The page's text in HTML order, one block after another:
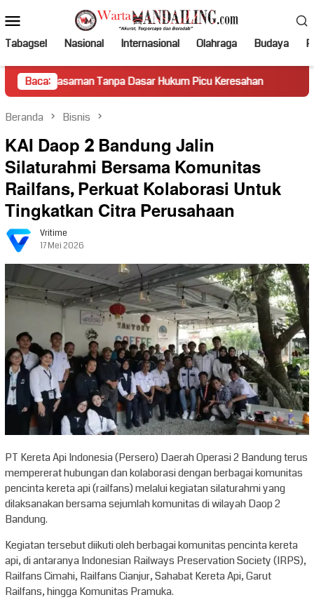
ke
kontenMobile
Tabagsel Nasional Internasional Olahraga Budaya
Baca:
Tanpa Dasar Hukum Picu Keresahan Truk Miring
Beranda Bisnis
KAI Daop 2 Bandung Jalin
Silaturahmi Bersama Komunitas
Railfans, Perkuat Kolaborasi Untuk
Tingkatkan Citra Perusahaan
Vritime
17 Mei 2026
PT Kereta Api Indonesia (Persero) Daerah Operasi 2 Bandung terus
mempererat hubungan dan kolaborasi dengan berbagai komunitas
pencinta kereta api (railfans) melalui kegiatan silaturahmi yang
dilaksanakan bersama sejumlah komunitas di wilayah Daop 2
Bandung.
Kegiatan tersebut diikuti oleh berbagai komunitas pencinta kereta
api, di antaranya Indonesian Railways Preservation Society (IRPS),
Railfans Cimahi, Railfans Cianjur, Sahabat Kereta Api, Garut
Railfans, hingga Komunitas Pramuka.